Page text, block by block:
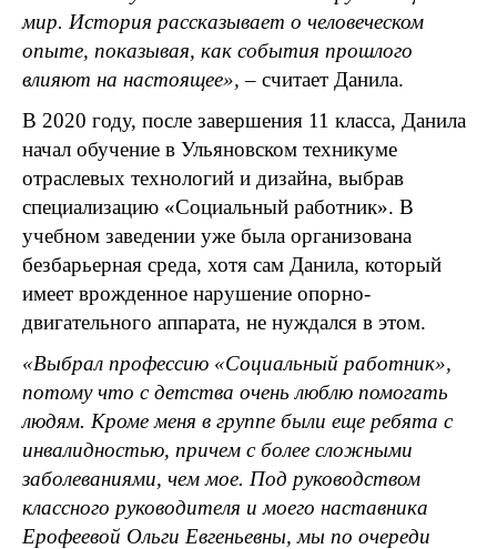
мир. История рассказывает о человеческом
опыте, показывая, как события прошлого
влияют на настоящее», – считает Данила.
В 2020 году, после завершения 11 класса, Данила
начал обучение в Ульяновском техникуме
отраслевых технологий и дизайна, выбрав
специализацию «Социальный работник». В
учебном заведении уже была организована
безбарьерная среда, хотя сам Данила, который
имеет врожденное нарушение опорно-
двигательного аппарата, не нуждался в этом.
«Выбрал профессию «Социальный работник»,
потому что с детства очень люблю помогать
людям. Кроме меня в группе были еще ребята с
инвалидностью, причем с более сложными
заболеваниями, чем мое. Под руководством
классного руководителя и моего наставника
Ерофеевой Ольги Евгеньевны, мы по очереди